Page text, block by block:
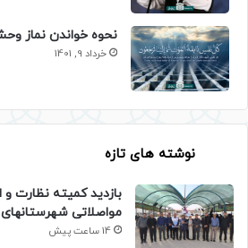
نحوه خواندن نماز
خرداد 9, 1401
نوشته های تازه
بازدید کمیته نظارت و
مواصلاتی
14 ساعت پیش